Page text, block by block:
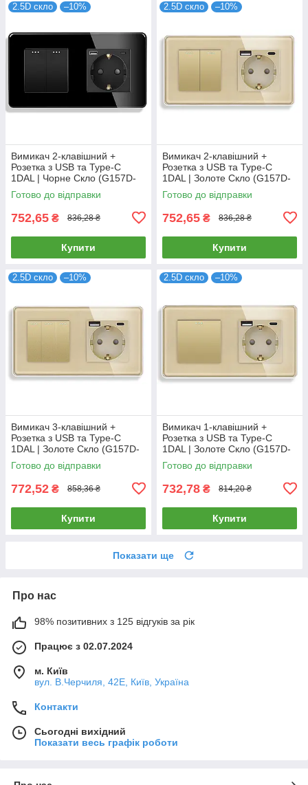
2.5D скло –10%
Вимикач 2-клавішний +
Розетка з USB та Type-C
1DAL | Чорне Скло (G157D-
PSW2G-STUTC.BL)
Готово до відправки
752,65 ₴ 836,28 ₴
Купити
2.5D скло –10%
Вимикач 2-клавішний +
Розетка з USB та Type-C
1DAL | Золоте Скло (G157D-
PSW2G-STUTC.GD)
Готово до відправки
752,65 ₴ 836,28 ₴
Купити
2.5D скло –10%
Вимикач 3-клавішний +
Розетка з USB та Type-C
1DAL | Золоте Скло (G157D-
PSW3G-STUTC.GD)
Готово до відправки
772,52 ₴ 858,36 ₴
Купити
2.5D скло –10%
Вимикач 1-клавішний +
Розетка з USB та Type-C
1DAL | Золоте Скло (G157D-
PSW1G-STUTC.GD)
Готово до відправки
732,78 ₴ 814,20 ₴
Купити
Показати ще
Про нас
98% позитивних з 125 відгуків за рік
Працює з 02.07.2024
м. Київ
вул. В.Черчиля, 42Е, Київ, Україна
Контакти
Сьогодні вихідний
Показати весь графік роботи